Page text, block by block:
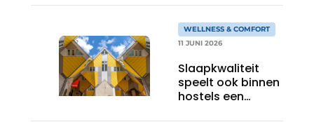
standaard: wint
Best Luxury Hotel
Award binnen
eerste jaar
WELLNESS & COMFORT
11 JUNI 2026
Slaapkwaliteit
speelt ook binnen
hostels een